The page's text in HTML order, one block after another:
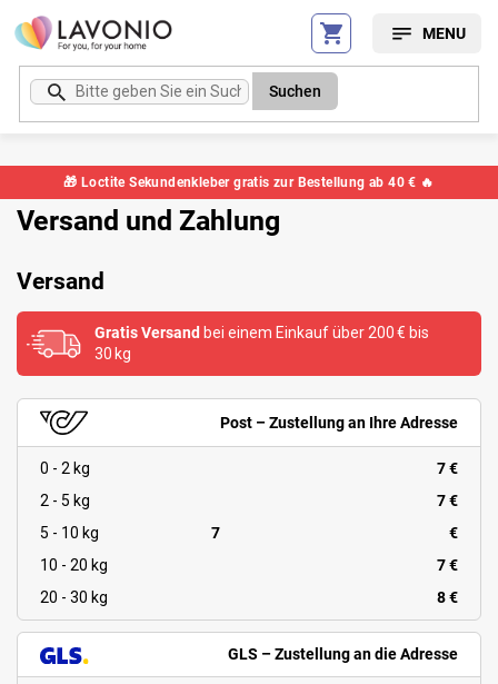
Zum
Inhalt
springen
🎁 Loctite Sekundenkleber gratis zur Bestellung ab 40 € 🔥
Suchen
Versand und Zahlung
Versand
Gratis Versand bei einem Einkauf über 200 € bis
30 kg
Post – Zustellung an Ihre Adresse
0 - 2 kg
7 €
2 - 5 kg
7 €
5 - 10 kg
7
€
10 - 20 kg
7 €
20 - 30 kg
8 €
GLS – Zustellung an die Adresse